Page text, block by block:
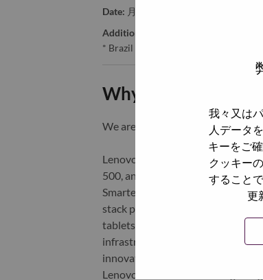
我々又は
人データ
キーをご
クッキー
すること
更
Date: 月曜日, 6月 8, 2026
Additional Locations
* Brazil
Why Work at Lenovo
We are Lenovo. We do what we
Lenovo is a US$83 billion
500, and serving millions of
Smarter Technology for All,
stack portfolio of AI-enabled, AI-
tablets), infrastructure (server,
infrastructure), software,
innovation is building a more
Lenovo is listed on the Hong